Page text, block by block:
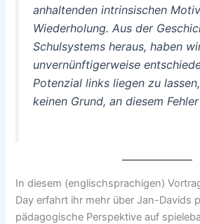
anhaltenden intrinsischen
Wiederholung. Aus der
Schulsystems heraus, haben
unvernünftigerweise
Potenzial links liegen zu
keinen Grund, an diesem
In diesem (englischsprachigen)
Day erfahrt ihr mehr über Jan-Davids
pädagogische Perspektive auf